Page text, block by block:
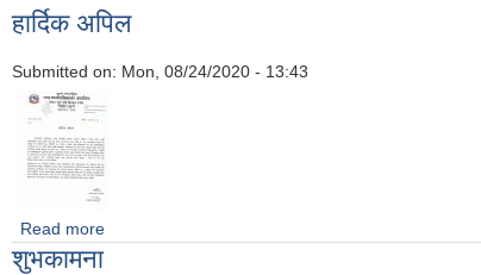
हार्दिक अपिल
Submitted on: Mon, 08/24/2020 - 13:43
Read more
शुभकामना